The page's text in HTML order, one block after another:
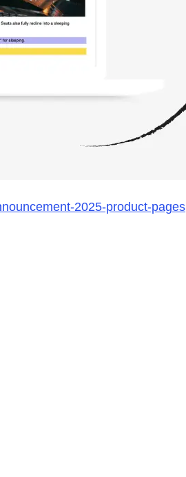
2025-product-pages